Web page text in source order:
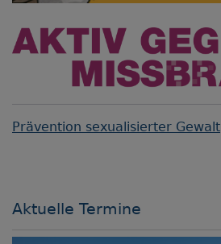
Prävention sexualisierter Gewalt
Aktuelle Termine